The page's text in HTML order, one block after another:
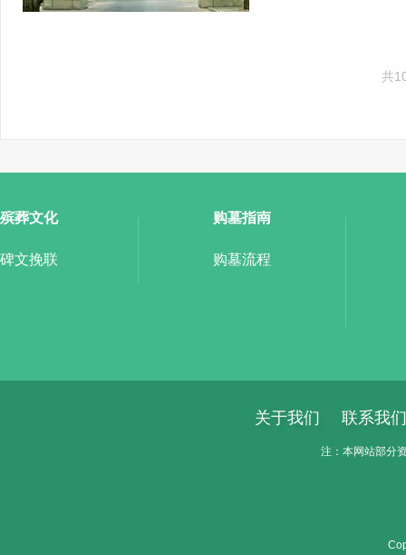
共
殡葬文化
碑文挽联
购墓指南
购墓流程
关于我们 联系我们
注：本网站部分